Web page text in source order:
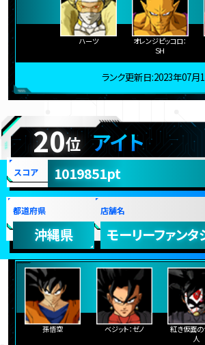
ハーツ
オレンジピッコロ：
ＳＨ
ランク更新日:2023年07月
20位 アイト
スコア 1019851pt
都道府県
沖縄県
店舗名
モーリーファン
孫悟空 ベジット：ゼノ
紅き仮面の
人